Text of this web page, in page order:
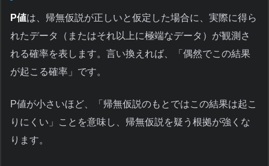
P値は、帰無仮説が正しいと仮定した場合に、実際に得ら
れたデータ（またはそれ以上に極端なデータ）が観測さ
れる確率を表します。言い換えれば、「偶然でこの結果
が起こる確率」です。
P値が小さいほど、「帰無仮説のもとではこの結果は起こ
りにくい」ことを意味し、帰無仮説を疑う根拠が強くな
ります。